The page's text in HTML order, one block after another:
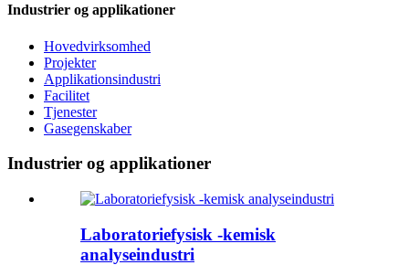
Industrier og applikationer
Hovedvirksomhed
Projekter
Applikationsindustri
Facilitet
Tjenester
Gasegenskaber
Industrier og applikationer
Laboratoriefysisk -kemisk
analyseindustri